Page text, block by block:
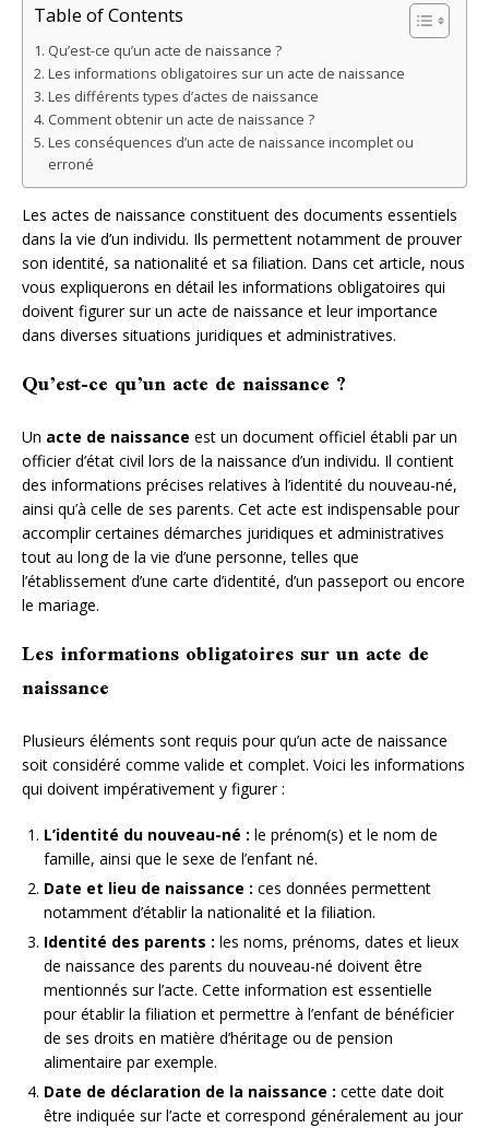
Table of Contents
Qu’est-ce qu’un acte de naissance ?
Les informations obligatoires sur un acte de naissance
Les différents types d’actes de naissance
Comment obtenir un acte de naissance ?
Les conséquences d’un acte de naissance incomplet ou
erroné
Les actes de naissance constituent des documents essentiels
dans la vie d’un individu. Ils permettent notamment de prouver
son identité, sa nationalité et sa filiation. Dans cet article, nous
vous expliquerons en détail les informations obligatoires qui
doivent figurer sur un acte de naissance et leur importance
dans diverses situations juridiques et administratives.
Qu’est-ce qu’un acte de naissance ?
Un acte de naissance est un document officiel établi par un
officier d’état civil lors de la naissance d’un individu. Il contient
des informations précises relatives à l’identité du nouveau-né,
ainsi qu’à celle de ses parents. Cet acte est indispensable pour
accomplir certaines démarches juridiques et administratives
tout au long de la vie d’une personne, telles que
l’établissement d’une carte d’identité, d’un passeport ou encore
le mariage.
Les informations obligatoires sur un acte de
naissance
Plusieurs éléments sont requis pour qu’un acte de naissance
soit considéré comme valide et complet. Voici les informations
qui doivent impérativement y figurer :
L’identité du nouveau-né : le prénom(s) et le nom de
famille, ainsi que le sexe de l’enfant né.
Date et lieu de naissance : ces données permettent
notamment d’établir la nationalité et la filiation.
Identité des parents : les noms, prénoms, dates et lieux
de naissance des parents du nouveau-né doivent être
mentionnés sur l’acte. Cette information est essentielle
pour établir la filiation et permettre à l’enfant de bénéficier
de ses droits en matière d’héritage ou de pension
alimentaire par exemple.
Date de déclaration de la naissance : cette date doit
être indiquée sur l’acte et correspond généralement au jour